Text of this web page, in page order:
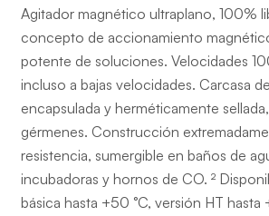
Agitador magnético ultraplano, 100%
concepto de accionamiento
potente de soluciones. Velocidades
incluso a bajas velocidades. Carcasa
encapsulada y herméticamente
gérmenes. Construcción
resistencia, sumergible en baños de
incubadoras y hornos de CO. ²
básica hasta +50 °C, versión HT